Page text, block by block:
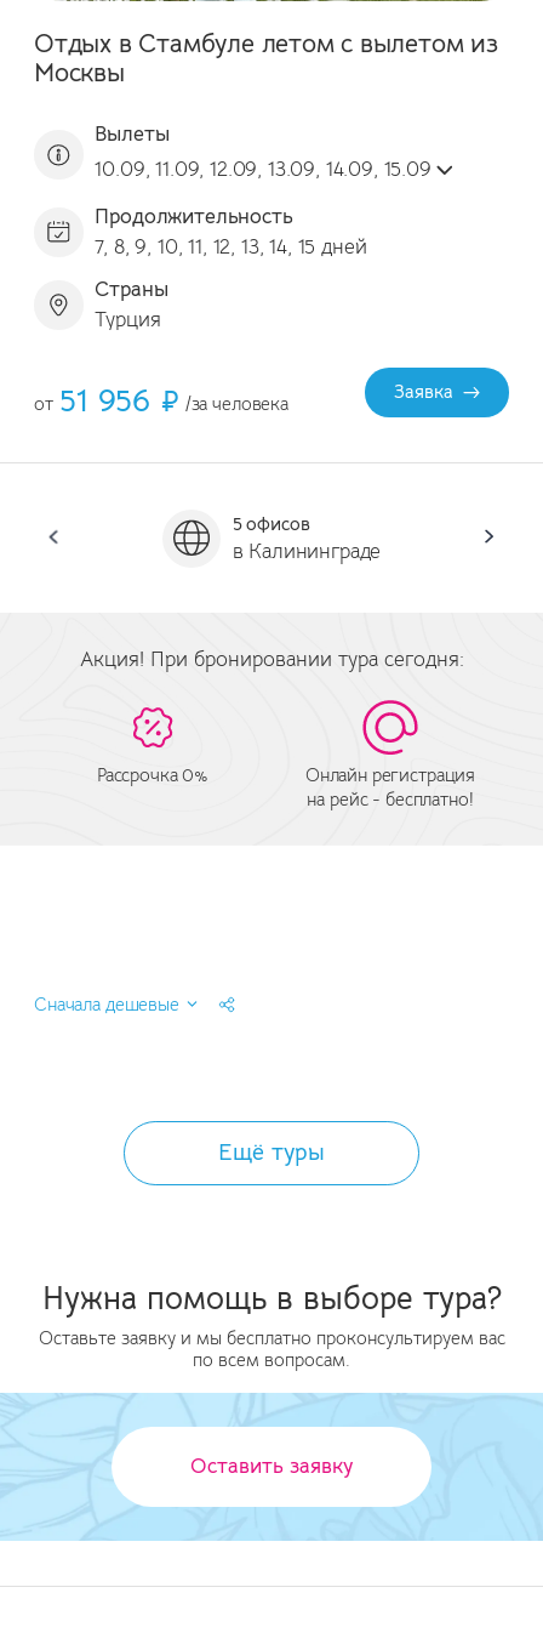
Отдых в Стамбуле летом с вылетом из
Москвы
Вылеты
10.09, 11.09, 12.09, 13.09, 14.09, 15.09
Продолжительность
7, 8, 9, 10, 11, 12, 13, 14, 15 дней
Страны
Турция
от 51 956 ₽ /за человека
Заявка
5 офисов
в Калининграде
Акция! При бронировании тура сегодня:
Рассрочка 0%
Онлайн регистрация
на рейс - бесплатно!
Сначала дешевые
Ещё туры
Нужна помощь в выборе тура?
Оставьте заявку и мы бесплатно проконсультируем вас
по всем вопросам.
Оставить заявку